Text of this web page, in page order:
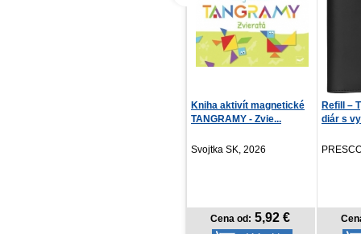
Refill – Týždenný krúžkový
diár s vymeni...
PRESCOGROUP SK, 2026
Cena od: 8,97 €
Zelená